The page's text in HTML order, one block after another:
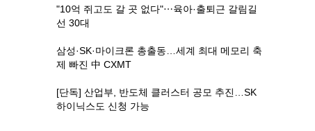
"10억 쥐고도 갈 곳 없다"⋯육아·출퇴근 갈림길
선 30대
삼성·SK·마이크론 총출동…세계 최대 메모리 축
제 빠진 中 CXMT
[단독] 산업부, 반도체 클러스터 공모 추진…SK
하이닉스도 신청 가능